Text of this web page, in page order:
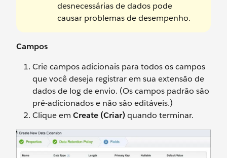
desnecessárias de dados pode
causar problemas de desempenho.
Campos
Crie campos adicionais para todos os campos
que você deseja registrar em sua extensão de
dados de log de envio. (Os campos padrão são
pré-adicionados e não são editáveis.)
Clique em Create (Criar)quando terminar.